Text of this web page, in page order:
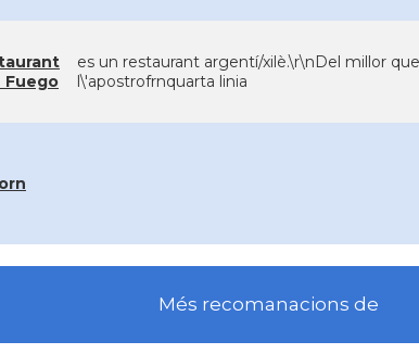
Fuego
es un restaurant argentí/xilè.\r\nDel millor
l\'apostrofrnquarta linia
Més recomanacions de